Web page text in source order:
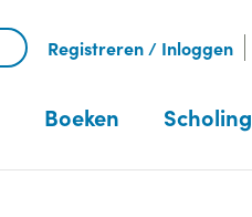
Registreren / Inloggen
Boeken Scholing